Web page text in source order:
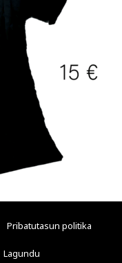
Pribatutasun politika
Lagundu